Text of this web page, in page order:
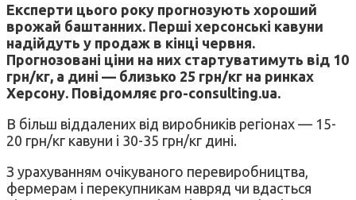
Експерти цього року прогнозують хороший
врожай баштанних. Перші херсонські кавуни
надійдуть у продаж в кінці червня.
Прогнозовані ціни на них стартуватимуть від 10
грн/кг, а дині — близько 25 грн/кг на ринках
Херсону. Повідомляє pro-consulting.ua.
В більш віддалених від виробників регіонах — 15-
20 грн/кг кавуни і 30-35 грн/кг дині.
З урахуванням очікуваного перевиробництва,
фермерам і перекупникам навряд чи вдасться